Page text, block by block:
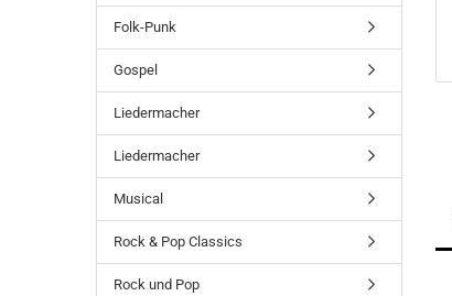
Folk-Punk
Gospel
Liedermacher
Liedermacher
Musical
Rock & Pop Classics
Rock und Pop